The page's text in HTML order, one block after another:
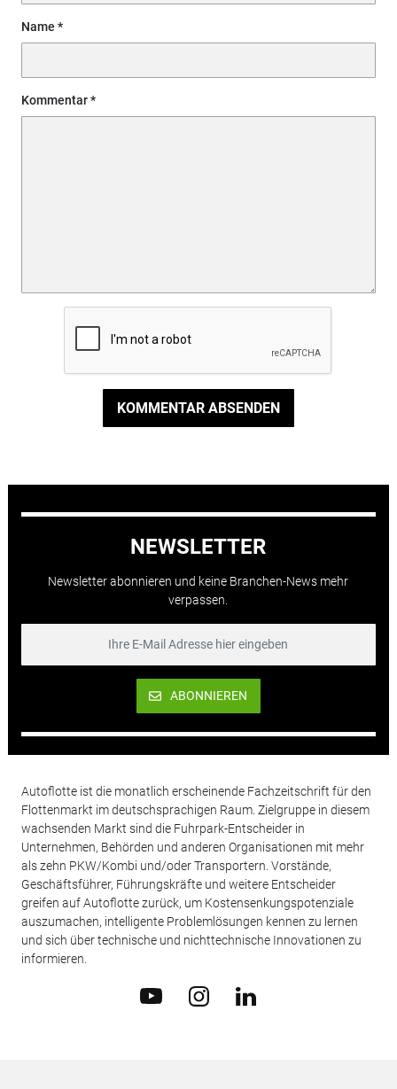
Name
Kommentar
KOMMENTAR ABSENDEN
NEWSLETTER
Newsletter abonnieren und keine Branchen-News mehr
verpassen.
ABONNIEREN
Autoflotte ist die monatlich erscheinende Fachzeitschrift für den
Flottenmarkt im deutschsprachigen Raum. Zielgruppe in diesem
wachsenden Markt sind die Fuhrpark-Entscheider in
Unternehmen, Behörden und anderen Organisationen mit mehr
als zehn PKW/Kombi und/oder Transportern. Vorstände,
Geschäftsführer, Führungskräfte und weitere Entscheider
greifen auf Autoflotte zurück, um Kostensenkungspotenziale
auszumachen, intelligente Problemlösungen kennen zu lernen
und sich über technische und nichttechnische Innovationen zu
informieren.